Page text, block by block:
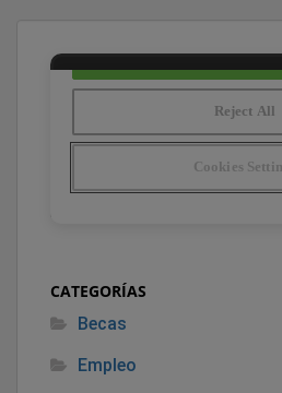
CATEGORÍAS
Becas
Empleo